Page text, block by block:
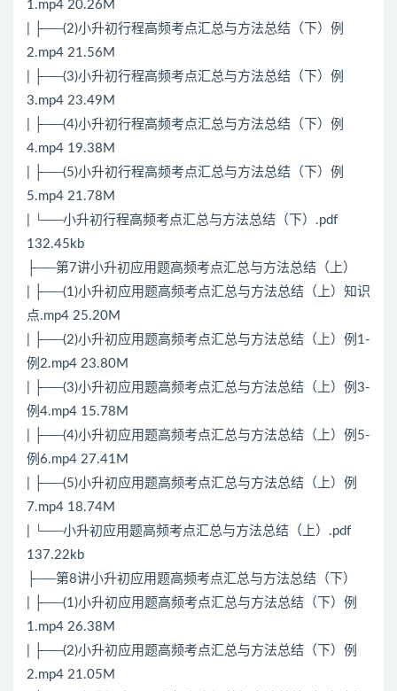
1.mp4 20.26M
| ├──(2)小升初行程高频考点汇总与方法总结（下）例
2.mp4 21.56M
| ├──(3)小升初行程高频考点汇总与方法总结（下）例
3.mp4 23.49M
| ├──(4)小升初行程高频考点汇总与方法总结（下）例
4.mp4 19.38M
| ├──(5)小升初行程高频考点汇总与方法总结（下）例
5.mp4 21.78M
| └──小升初行程高频考点汇总与方法总结（下）.pdf
132.45kb
├──第7讲小升初应用题高频考点汇总与方法总结（上）
| ├──(1)小升初应用题高频考点汇总与方法总结（上）知识
点.mp4 25.20M
| ├──(2)小升初应用题高频考点汇总与方法总结（上）例1-
例2.mp4 23.80M
| ├──(3)小升初应用题高频考点汇总与方法总结（上）例3-
例4.mp4 15.78M
| ├──(4)小升初应用题高频考点汇总与方法总结（上）例5-
例6.mp4 27.41M
| ├──(5)小升初应用题高频考点汇总与方法总结（上）例
7.mp4 18.74M
| └──小升初应用题高频考点汇总与方法总结（上）.pdf
137.22kb
├──第8讲小升初应用题高频考点汇总与方法总结（下）
| ├──(1)小升初应用题高频考点汇总与方法总结（下）例
1.mp4 26.38M
| ├──(2)小升初应用题高频考点汇总与方法总结（下）例
2.mp4 21.05M